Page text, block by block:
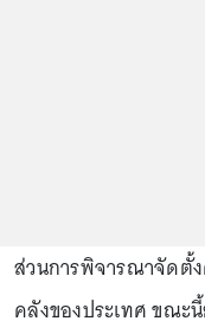
ส่วนการพิจารณาจัดตั้
คลังของประเทศ ขณะ